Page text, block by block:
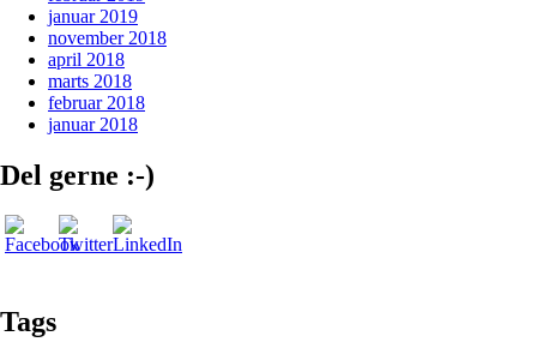
januar 2019
november 2018
april 2018
marts 2018
februar 2018
januar 2018
Del gerne :-)
Tags